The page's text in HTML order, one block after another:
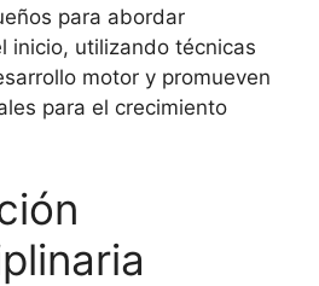
para abordar
inicio, utilizando técnicas
motor y promueven
para el crecimiento